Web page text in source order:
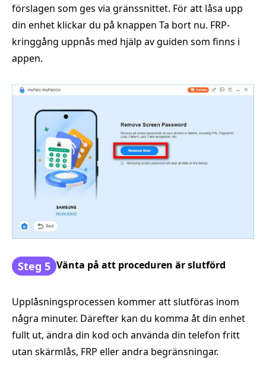
förslagen som ges via gränssnittet. För att låsa upp
din enhet klickar du på knappen Ta bort nu. FRP-
kringgång uppnås med hjälp av guiden som finns i
appen.
Steg 5 Vänta på att proceduren är slutförd
Upplåsningsprocessen kommer att slutföras inom
några minuter. Därefter kan du komma åt din enhet
fullt ut, ändra din kod och använda din telefon fritt
utan skärmlås, FRP eller andra begränsningar.